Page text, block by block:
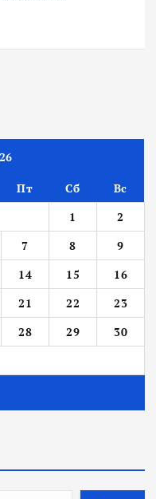
Пт Сб
Вс
1
2
7 8
9
14 15
16
21 22
23
28 29
30